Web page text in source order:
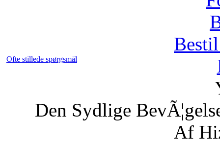
Ofte stillede spørgsmål
Den Sydlige
Af